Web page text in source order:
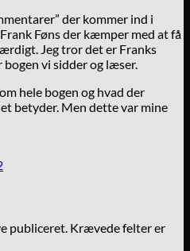
der kommer ind i
Føns der kæmper med at få
Jeg tror det er Franks
vi sidder og læser.
hele bogen og hvad der
betyder. Men dette var mine
publiceret. Krævede felter er